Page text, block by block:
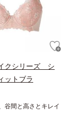
クシリーズ シ
ットブラ
谷間と高さとキレイ